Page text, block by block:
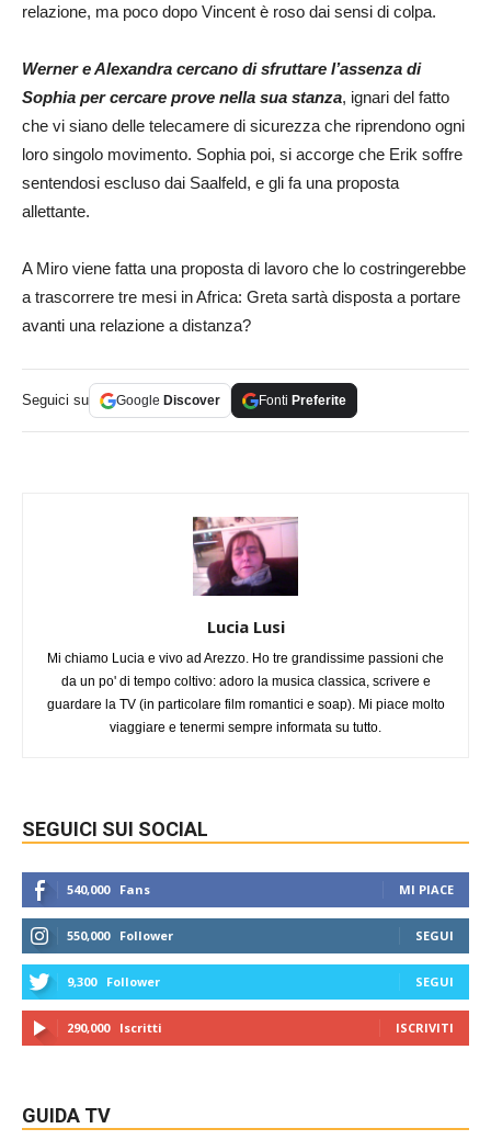
relazione, ma poco dopo Vincent è roso dai sensi di colpa.
Werner e Alexandra cercano di sfruttare l’assenza di
Sophia per cercare prove nella sua stanza, ignari del fatto
che vi siano delle telecamere di sicurezza che riprendono ogni
loro singolo movimento. Sophia poi, si accorge che Erik soffre
sentendosi escluso dai Saalfeld, e gli fa una proposta
allettante.
A Miro viene fatta una proposta di lavoro che lo costringerebbe
a trascorrere tre mesi in Africa: Greta sartà disposta a portare
avanti una relazione a distanza?
Seguici su Google Discover Fonti Preferite
Lucia Lusi
Mi chiamo Lucia e vivo ad Arezzo. Ho tre grandissime passioni che
da un po' di tempo coltivo: adoro la musica classica, scrivere e
guardare la TV (in particolare film romantici e soap). Mi piace molto
viaggiare e tenermi sempre informata su tutto.
SEGUICI SUI SOCIAL
540,000 Fans MI PIACE
550,000 Follower SEGUI
9,300 Follower SEGUI
290,000 Iscritti ISCRIVITI
GUIDA TV